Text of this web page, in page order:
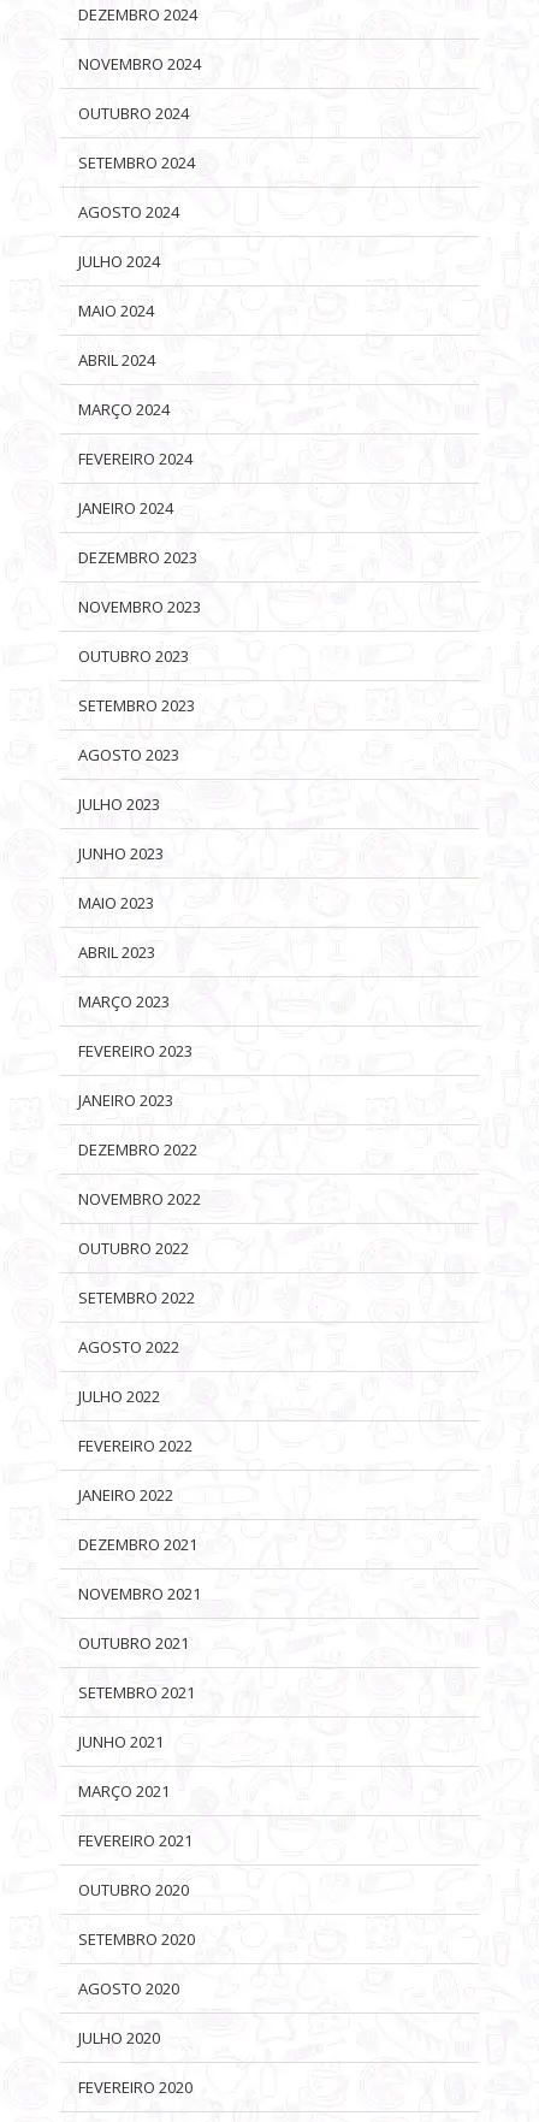
DEZEMBRO 2024
NOVEMBRO 2024
OUTUBRO 2024
SETEMBRO 2024
AGOSTO 2024
JULHO 2024
MAIO 2024
ABRIL 2024
MARÇO 2024
FEVEREIRO 2024
JANEIRO 2024
DEZEMBRO 2023
NOVEMBRO 2023
OUTUBRO 2023
SETEMBRO 2023
AGOSTO 2023
JULHO 2023
JUNHO 2023
MAIO 2023
ABRIL 2023
MARÇO 2023
FEVEREIRO 2023
JANEIRO 2023
DEZEMBRO 2022
NOVEMBRO 2022
OUTUBRO 2022
SETEMBRO 2022
AGOSTO 2022
JULHO 2022
FEVEREIRO 2022
JANEIRO 2022
DEZEMBRO 2021
NOVEMBRO 2021
OUTUBRO 2021
SETEMBRO 2021
JUNHO 2021
MARÇO 2021
FEVEREIRO 2021
OUTUBRO 2020
SETEMBRO 2020
AGOSTO 2020
JULHO 2020
FEVEREIRO 2020